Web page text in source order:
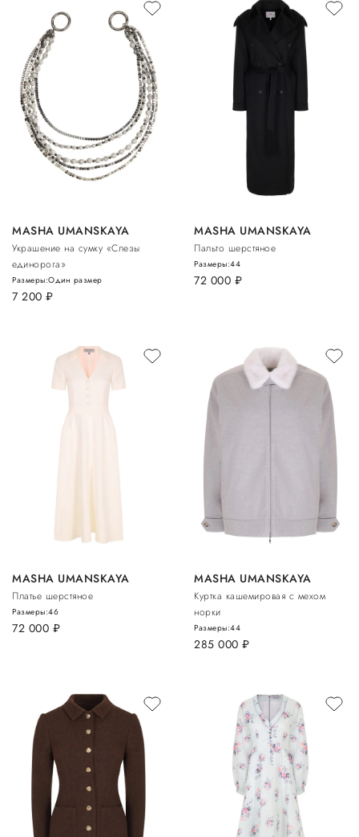
MASHA UMANSKAYA
Украшение на сумку «Слезы
единорога»
7 200 руб.
Размеры:Один размер
MASHA UMANSKAYA
Пальто шерстяное
72 000 руб.
Размеры:44
MASHA UMANSKAYA
Платье шерстяное
72 000 руб.
Размеры:46
MASHA UMANSKAYA
Куртка кашемировая с мехом
норки
285 000 руб.
Размеры:44